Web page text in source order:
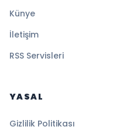
Künye
İletişim
RSS Servisleri
YASAL
Gizlilik Politikası